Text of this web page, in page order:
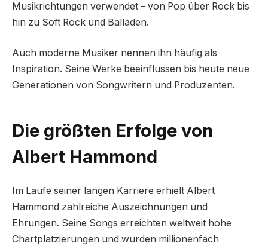
Musikrichtungen verwendet – von Pop über Rock bis
hin zu Soft Rock und Balladen.
Auch moderne Musiker nennen ihn häufig als
Inspiration. Seine Werke beeinflussen bis heute neue
Generationen von Songwritern und Produzenten.
Die größten Erfolge von
Albert Hammond
Im Laufe seiner langen Karriere erhielt Albert
Hammond zahlreiche Auszeichnungen und
Ehrungen. Seine Songs erreichten weltweit hohe
Chartplatzierungen und wurden millionenfach